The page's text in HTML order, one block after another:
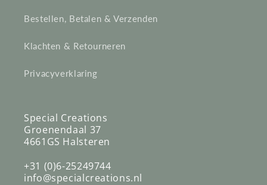
Bestellen, Betalen & Verzenden
Klachten & Retourneren
Privacyverklaring
Special Creations
Groenendaal 37
4661GS Halsteren
+31 (0)6-25249744
info@specialcreations.nl